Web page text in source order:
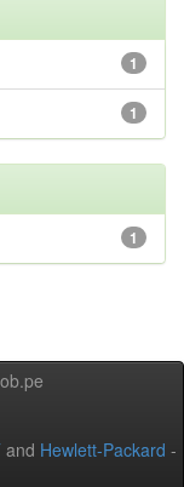
1
1
1
and Hewlett-Packard -